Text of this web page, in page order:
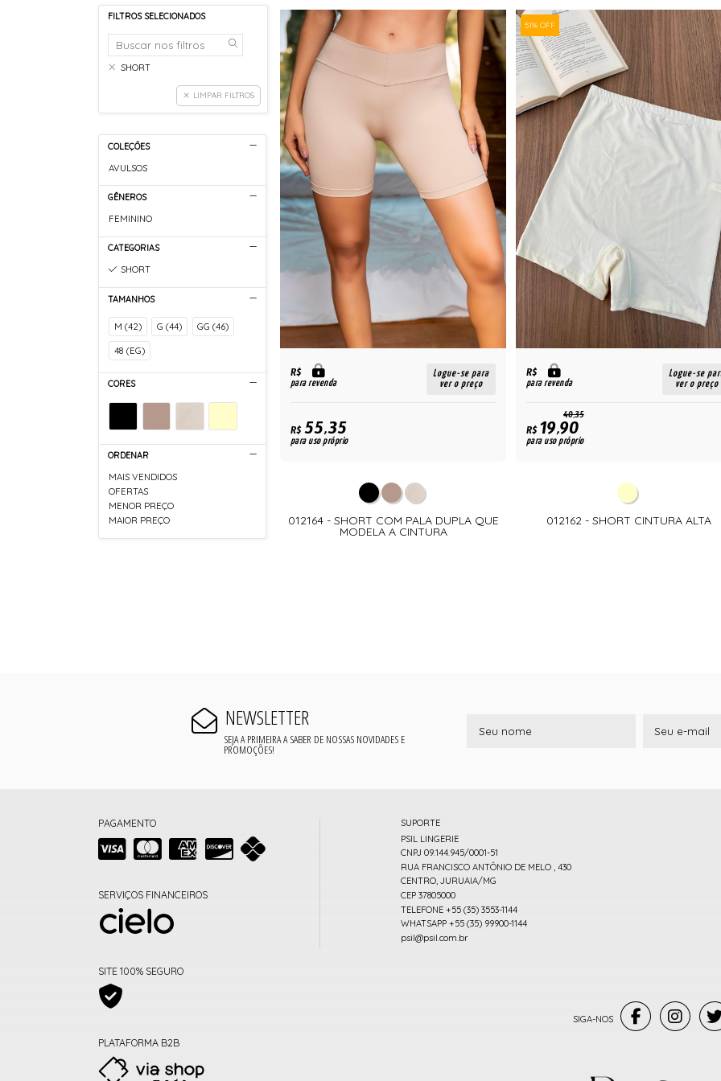
FILTROS SELECIONADOS
SHORT
LIMPAR FILTROS
COLEÇÕES
AVULSOS
GÊNEROS
FEMININO
CATEGORIAS
SHORT
TAMANHOS
M (42) G (44) GG (46)
48 (EG)
CORES
ORDENAR
MAIS VENDIDOS
OFERTAS
MENOR PREÇO
MAIOR PREÇO
R$
para revenda
Logue-se para
ver o preço
R$55,35
para uso próprio
012164 - SHORT COM PALA DUPLA QUE
MODELA A CINTURA
51% OFF
R$
para revenda
Logue-se
ver o preço
40,35
R$19,90
para uso próprio
012162 - SHORT CINTURA ALTA
NEWSLETTER
SEJA A PRIMEIRA A SABER DE NOSSAS NOVIDADES E
PROMOÇÕES!
PAGAMENTO
SERVIÇOS FINANCEIROS
SITE 100% SEGURO
PLATAFORMA B2B
SUPORTE
PSIL LINGERIE
CNPJ 09.144.945/0001-51
RUA FRANCISCO ANTÔNIO DE MELO , 430
CENTRO, JURUAIA/MG
CEP 37805000
TELEFONE +55 (35) 3553-1144
WHATSAPP +55 (35) 99900-1144
psil@psil.com.br